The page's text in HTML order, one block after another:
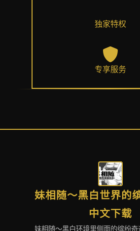
独家特权
专享服务
妹相随～黑白世界的
中文下载
妹相随～黑白环境里侧面的缤纷